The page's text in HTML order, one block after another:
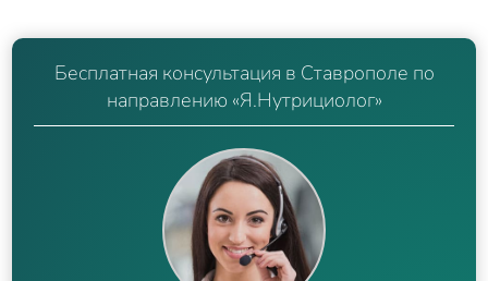
Бесплатная консультация в Ставрополе по
направлению «Я.Нутрициолог»